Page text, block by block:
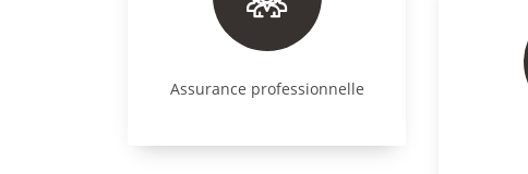
Assurance professionnelle